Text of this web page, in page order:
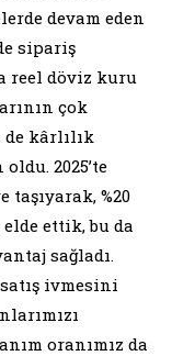
devam eden
sipariş
reel döviz kuru
çok
kârlılık
2025’te
%20
ettik, bu da
sağladı.
ivmesini
oranımız da